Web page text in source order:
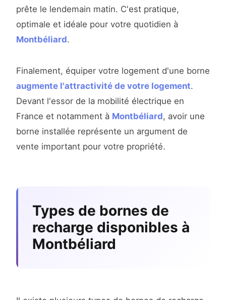
prête le lendemain matin. C'est pratique,
optimale et idéale pour votre quotidien à
Montbéliard.
Finalement, équiper votre logement d'une borne
augmente l'attractivité de votre logement.
Devant l'essor de la mobilité électrique en
France et notamment à Montbéliard, avoir une
borne installée représente un argument de
vente important pour votre propriété.
Types de bornes de
recharge disponibles à
Montbéliard